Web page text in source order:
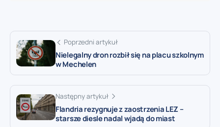
Poprzedni artykuł
Nielegalny dron rozbił się na placu szkolnym
w Mechelen
Następny artykuł
Flandria rezygnuje z zaostrzenia LEZ –
starsze diesle nadal wjadą do miast